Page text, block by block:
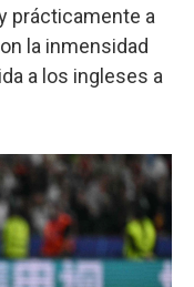
prácticamente a
la inmensidad
a los ingleses a